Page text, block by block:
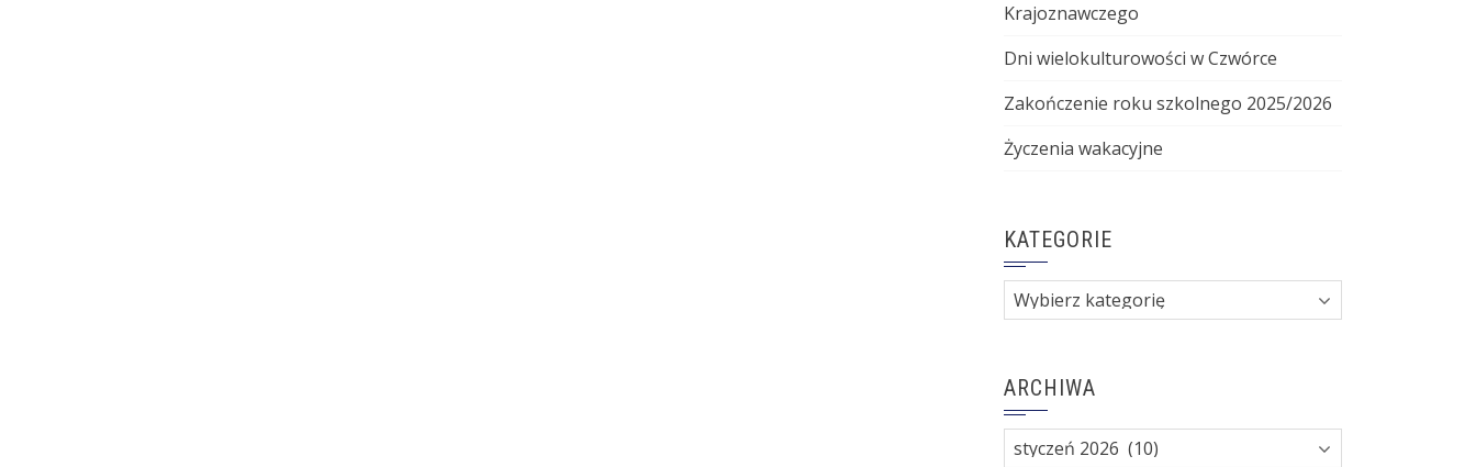
Krajoznawczego
Dni wielokulturowości w Czwórce
Zakończenie roku szkolnego 2025/2026
Życzenia wakacyjne
KATEGORIE
Kategorie
ARCHIWA
Archiwa